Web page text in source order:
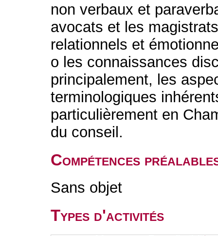
non verbaux et
avocats et les
relationnels et
o les connaissances
principalement, les
terminologiques
particulièrement en
du conseil.
Compétences
Sans objet
Types d'activités